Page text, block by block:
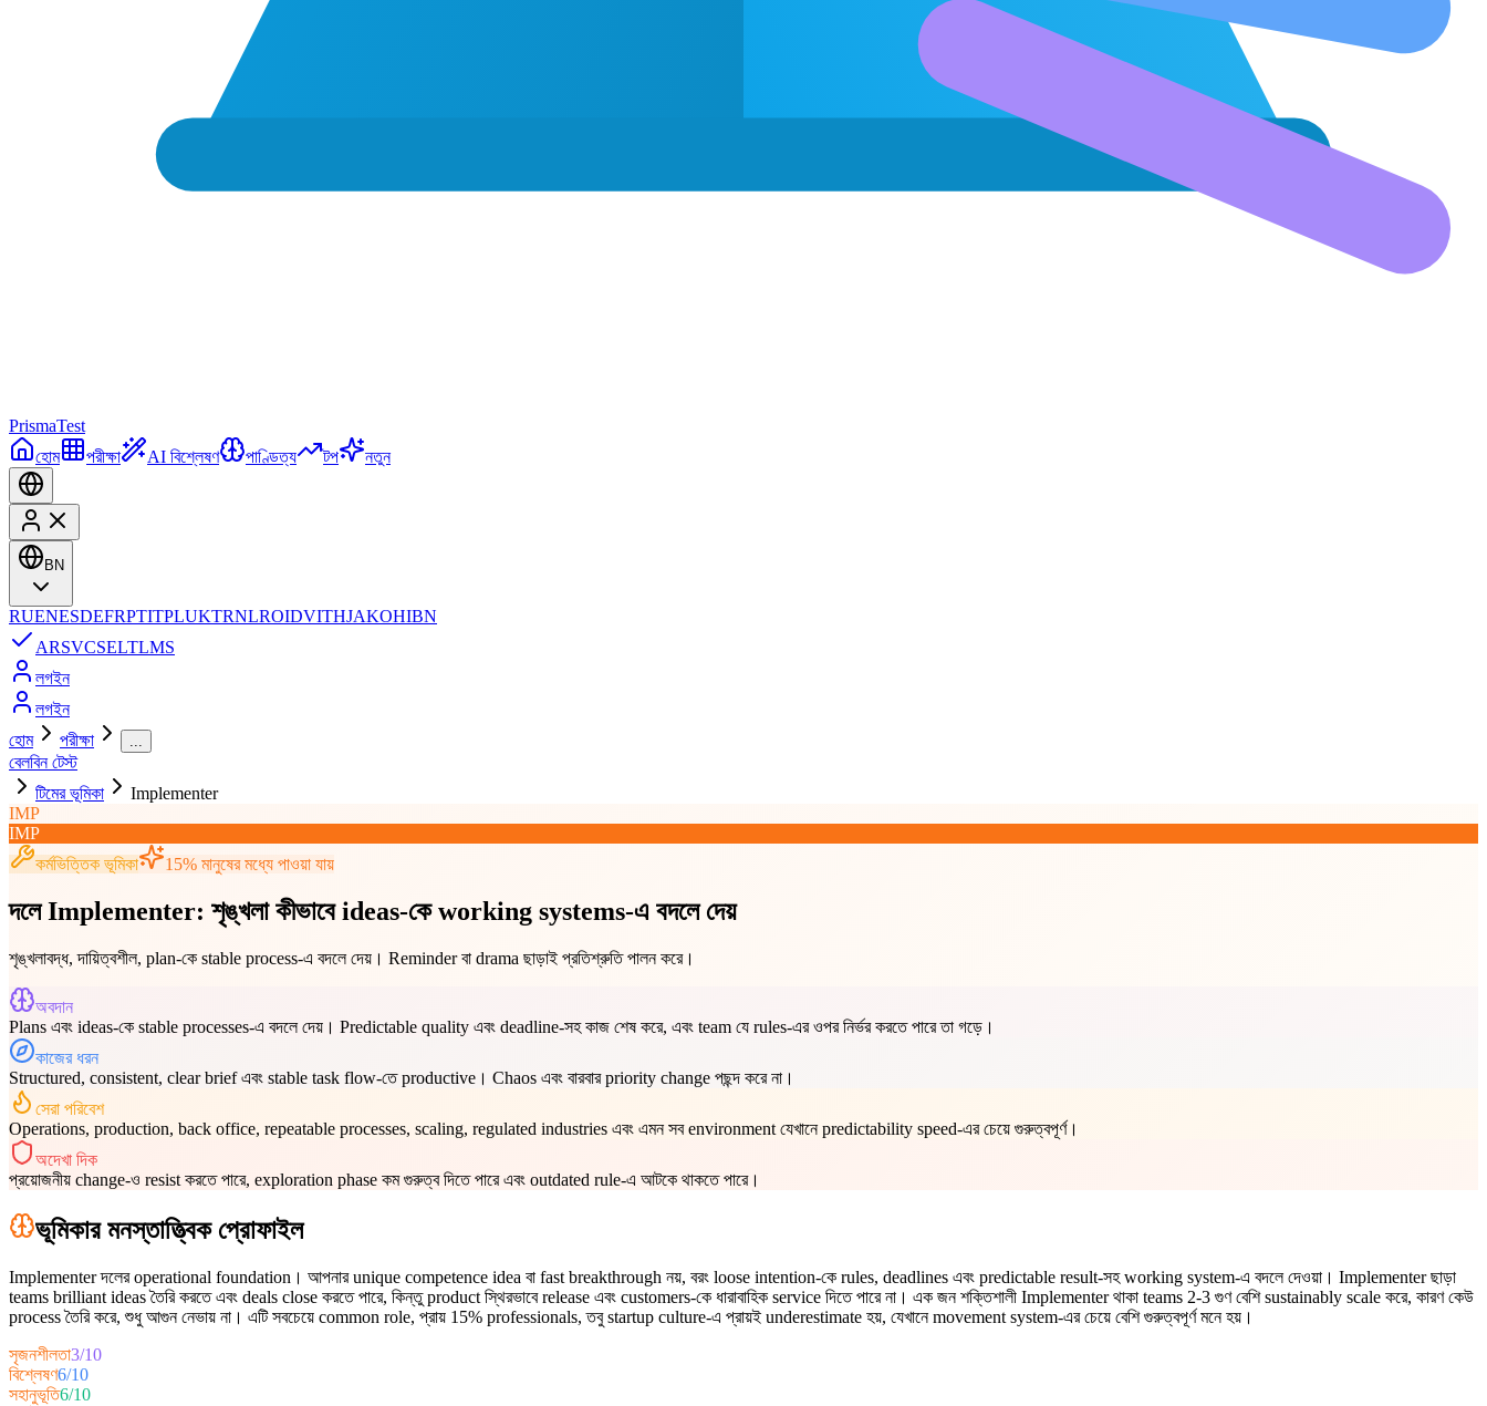
PrismaTest
হোম
পরীক্ষা AI বিশ্লেষণ পাণ্ডিত্য টপ নতুন
BN
RUENESDEFRPTITPLUKTRNLROIDVITHJAKOHIBN
ARSVCSELTLMS
লগইন
লগইন
হোম
পরীক্ষা ...
বেলবিন টেস্ট
টিমের ভূমিকা
Implementer
IMP
IMP
কর্মভিত্তিক ভূমিকা
15% মানুষের মধ্যে পাওয়া যায়
দলে Implementer: শৃঙ্খলা কীভাবে ideas-কে working systems-এ বদলে দেয়
শৃঙ্খলাবদ্ধ, দায়িত্বশীল, plan-কে stable process-এ বদলে দেয়। Reminder বা drama ছাড়াই প্রতিশ্রুতি পালন করে।
অবদান
Plans এবং ideas-কে stable processes-এ বদলে দেয়। Predictable quality এবং deadline-সহ কাজ শেষ করে, এবং team যে rules-এর ওপর নির্ভর করতে পারে তা গড়ে।
কাজের ধরন
Structured, consistent, clear brief এবং stable task flow-তে productive। Chaos এবং বারবার priority change পছন্দ করে না।
সেরা পরিবেশ
Operations, production, back office, repeatable processes, scaling, regulated industries এবং এমন সব environment যেখানে predictability speed-এর চেয়ে গুরুত্বপূর্ণ।
অদেখা দিক
প্রয়োজনীয় change-ও resist করতে পারে, exploration phase কম গুরুত্ব দিতে পারে এবং outdated rule-এ আটকে থাকতে পারে।
ভূমিকার মনস্তাত্ত্বিক প্রোফাইল
Implementer দলের operational foundation। আপনার unique competence idea বা fast breakthrough নয়, বরং loose intention-কে rules, deadlines এবং predictable result-সহ working system-এ বদলে দেওয়া। Implementer ছাড়া
teams brilliant ideas তৈরি করতে এবং deals close করতে পারে, কিন্তু product স্থিরভাবে release এবং customers-কে ধারাবাহিক service দিতে পারে না। এক জন শক্তিশালী Implementer থাকা teams 2-3 গুণ বেশি sustainably scale করে, কারণ কেউ
process তৈরি করে, শুধু আগুন নেভায় না। এটি সবচেয়ে common role, প্রায় 15% professionals, তবু startup culture-এ প্রায়ই underestimate হয়, যেখানে movement system-এর চেয়ে বেশি গুরুত্বপূর্ণ মনে হয়।
সৃজনশীলতা3/10
বিশ্লেষণ6/10
সহানুভূতি6/10